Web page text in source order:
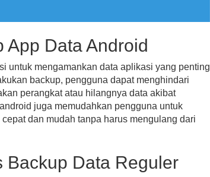
App Data Android
untuk mengamankan data aplikasi yang penting
backup, pengguna dapat menghindari
perangkat atau hilangnya data akibat
juga memudahkan pengguna untuk
dan mudah tanpa harus mengulang dari
Backup Data Reguler